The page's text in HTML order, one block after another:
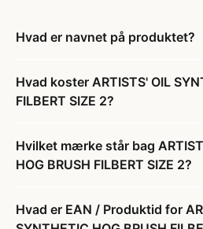
Hvad er navnet på produktet?
Hvad koster ARTISTS' OIL
FILBERT SIZE 2?
Hvilket mærke står bag
HOG BRUSH FILBERT SIZE 2?
Hvad er EAN / Produktid for